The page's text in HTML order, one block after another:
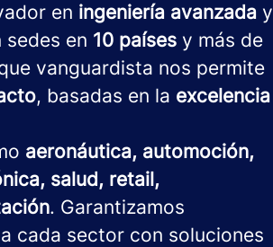
en ingeniería avanzada y
sedes en 10 países y más de
vanguardista nos permite
, basadas en la excelencia
aeronáutica, automoción,
salud, retail,
. Garantizamos
cada sector con soluciones